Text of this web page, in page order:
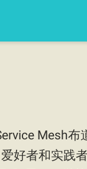
Mesh布
好者和实践